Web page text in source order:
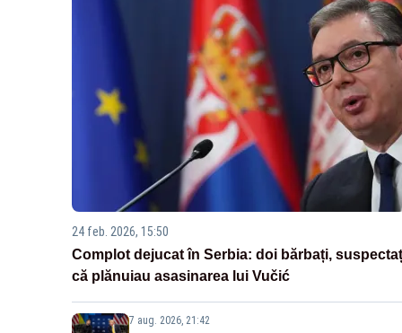
24 feb. 2026, 15:50
Complot dejucat în Serbia: doi bărbați,
că plănuiau asasinarea lui Vučić
7 aug. 2026, 21:42